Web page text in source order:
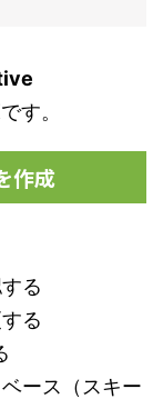
す。
作成
る
る
ース（スキー